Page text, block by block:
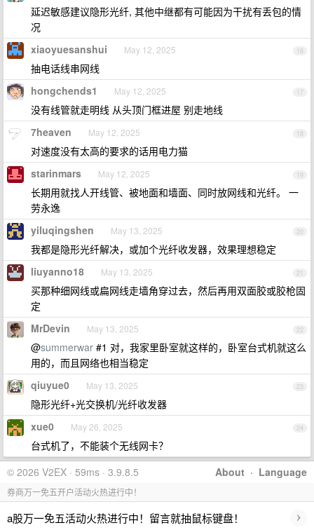
延迟敏感建议隐形光纤, 其他中继都有可能因为干扰有丢包的情
况
16
xiaoyuesanshui May 12, 2025
抽电话线串网线
17
hongchends1 May 12, 2025
没有线管就走明线 从头顶门框进屋 别走地线
18
7heaven May 12, 2025
对速度没有太高的要求的话用电力猫
19
starinmars May 12, 2025
长期用就找人开线管、被地面和墙面、同时放网线和光纤。 一
劳永逸
20
yiluqingshen May 13, 2025
我都是隐形光纤解决，或加个光纤收发器，效果理想稳定
21
liuyanno18 May 13, 2025
买那种细网线或扁网线走墙角穿过去，然后再用双面胶或胶枪固
定
22
MrDevin May 13, 2025
@summerwar #1 对，我家里卧室就这样的，卧室台式机就这么
用的，而且网络也相当稳定
23
qiuyue0 May 13, 2025
隐形光纤+光交换机/光纤收发器
24
xue0 May 26, 2025
台式机了，不能装个无线网卡？
About · Language
© 2026 V2EX · 59ms · 3.9.8.5
券商万一免五开户活动火热进行中！
a股万一免五活动火热进行中！留言就抽鼠标键盘！ ›